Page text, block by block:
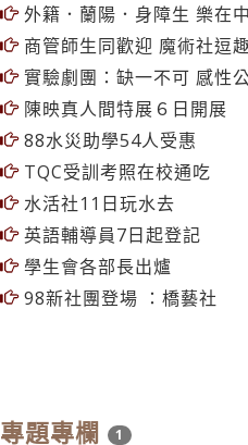
外籍．蘭陽．身障生 樂在
商管師生同歡迎 魔術社逗
實驗劇團：缺一不可 感性
陳映真人間特展６日開展
88水災助學54人受惠
TQC受訓考照在校通吃
水活社11日玩水去
英語輔導員7日起登記
學生會各部長出爐
98新社團登場 ：橋藝社
專題專欄 1